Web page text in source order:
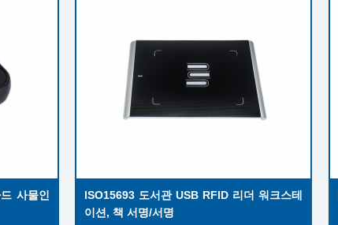
사물인
ISO15693 도서관 USB RFID 리더 워크스테
이션, 책 서명/서명